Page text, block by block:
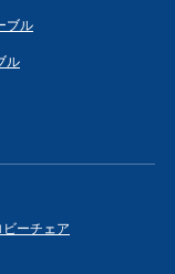
ブル
ル
ビーチェア